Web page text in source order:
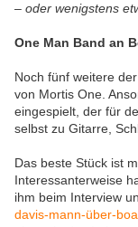
– oder wenigstens
One Man Band an
Noch fünf weitere
von Mortis One.
eingespielt, der für
selbst zu Gitarre,
Das beste Stück ist
Interessanterweise
ihm beim Interview
davis-mann-über-